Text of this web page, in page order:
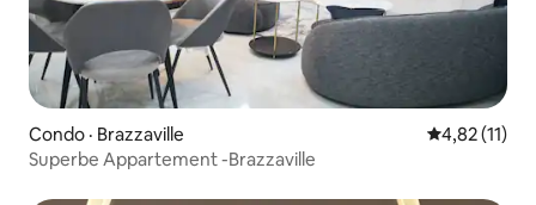
Condo · Brazzaville Note
4,82 (11)
Superbe Appartement -Brazzaville